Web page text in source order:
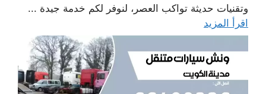
وتقنيات حديثة تواكب العصر، لنوفر لكم خدمة جيدة ...
اقرأ المزيد